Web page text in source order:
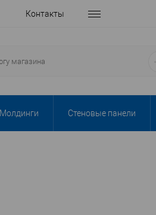
Контакты
Молдинги Стеновые панели